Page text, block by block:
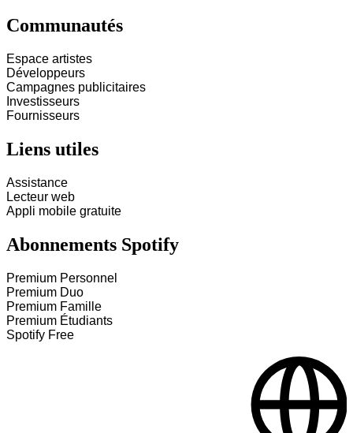
Communautés
Espace artistes
Développeurs
Campagnes publicitaires
Investisseurs
Fournisseurs
Liens utiles
Assistance
Lecteur web
Appli mobile gratuite
Abonnements Spotify
Premium Personnel
Premium Duo
Premium Famille
Premium Étudiants
Spotify Free